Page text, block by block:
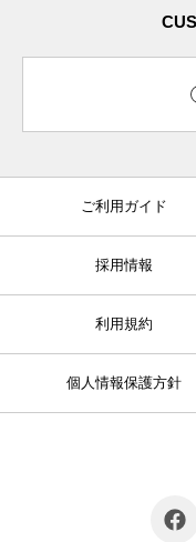
ご利用ガイド
採用情報
利用規約
個人情報保護方針